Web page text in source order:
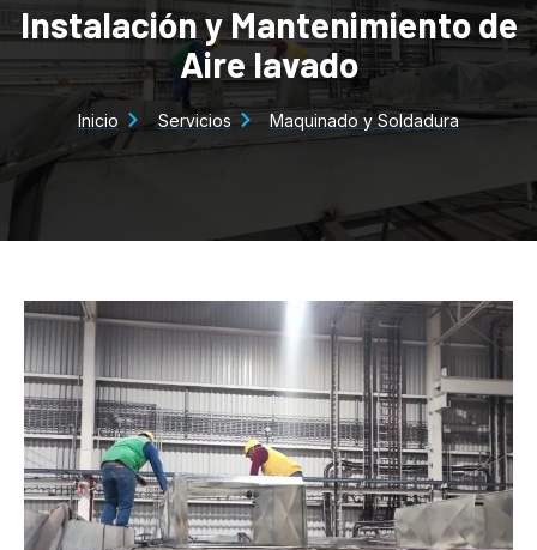
Instalación y Mantenimiento de
Aire lavado
Inicio Servicios Maquinado y Soldadura